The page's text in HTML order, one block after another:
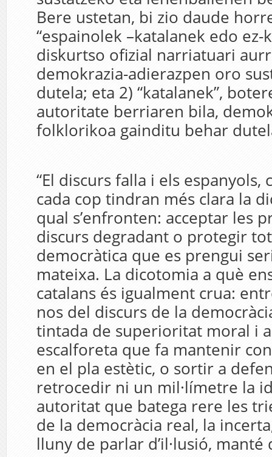
Bere ustetan, bi zio daude
“espainolek –katalanek edo ez-
diskurtso ofizial narriatuari
demokrazia-adierazpen oro
dutela; eta 2) “katalanek”,
autoritate berriaren bila,
folklorikoa gainditu behar
“El discurs falla i els espanyols,
cada cop tindran més clara la
qual s’enfronten: acceptar les
discurs degradant o protegir
democràtica que es prengui
mateixa. La dicotomia a què
catalans és igualment crua:
nos del discurs de la
tintada de superioritat moral i
escalforeta que fa mantenir
en el pla estètic, o sortir a
retrocedir ni un mil·límetre la
autoritat que batega rere les
de la democràcia real, la
lluny de parlar d’il·lusió,